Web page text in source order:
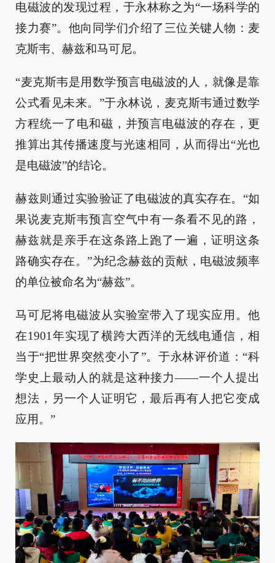
电磁波的发现过程，于永林称之为“一场科学的
接力赛”。他向同学们介绍了三位关键人物：麦
克斯韦、赫兹和马可尼。
“麦克斯韦是用数学预言电磁波的人，就像是靠
公式看见未来。”于永林说，麦克斯韦通过数学
方程统一了电和磁，并预言电磁波的存在，更
推算出其传播速度与光速相同，从而得出“光也
是电磁波”的结论。
赫兹则通过实验验证了电磁波的真实存在。“如
果说麦克斯韦预言空气中有一条看不见的路，
赫兹就是亲手在这条路上跑了一遍，证明这条
路确实存在。”为纪念赫兹的贡献，电磁波频率
的单位被命名为“赫兹”。
马可尼将电磁波从实验室带入了现实应用。他
在1901年实现了横跨大西洋的无线电通信，相
当于“把世界突然变小了”。于永林评价道：“科
学史上最动人的就是这种接力——一个人提出
想法，另一个人证明它，最后再有人把它变成
应用。”